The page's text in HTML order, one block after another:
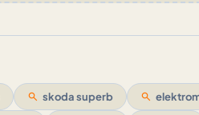
search skoda superb search